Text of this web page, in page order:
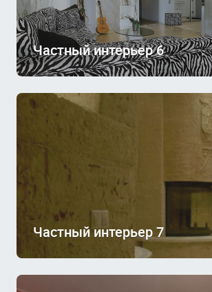
Частный интерьер 6
Частный интерьер 7